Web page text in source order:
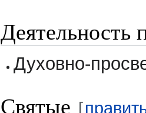
Деятельность
Духовно-
Святые [